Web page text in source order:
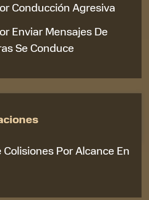
Conducción Agresiva
Enviar Mensajes De
Se Conduce
Por Alcance En